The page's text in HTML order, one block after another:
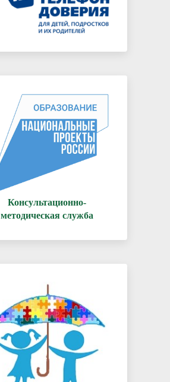
Консультационно-
методическая служба